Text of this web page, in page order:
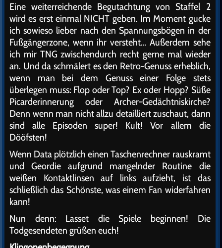
Eine weiterreichende Begutachtung von Staffel 2
wird es erst einmal NICHT geben. Im Moment gucke
ich sowieso lieber nach den Spannungsbögen in der
Fußgängerzone, wenn ihr versteht… Außerdem sehe
ich mir TNG zwischendurch recht gerne mal wieder
an. Und da schmälert es den Retro-Genuss erheblich,
wenn man bei dem Genuss einer Folge stets
überlegen muss: Flop oder Top? Ex oder Hopp? Süße
Picarderinnerung oder Archer-Gedächtniskirche?
Denn wenn man nicht allzu detailliert zuschaut, dann
sind alle Episoden super! Kult! Vor allem die
Dööfsten!
Wenn Data plötzlich einen Taschenrechner rauskramt
und Geordie aufgrund mangelnder Routine die
weißen Kontaktlinsen auf links aufzieht, ist das
schließlich das Schönste, was einem Fan widerfahren
kann!
Nun denn: Lasset die Spiele beginnen! Die
Todgesendeten grüßen euch!